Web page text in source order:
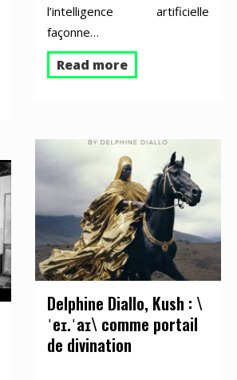
l’intelligence artificielle
façonne…
Read more
Delphine Diallo, Kush : \
ˈeɪ.ˈaɪ\ comme portail
de divination